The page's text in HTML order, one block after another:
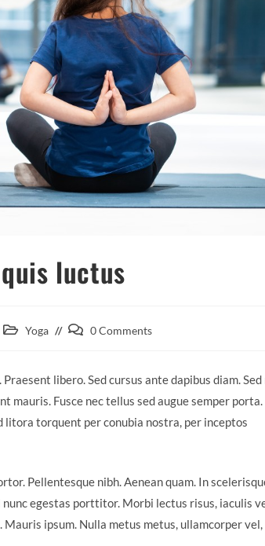
luctus
Yoga 0 Comments
libero. Sed cursus ante dapibus diam. Sed
mauris. Fusce nec tellus sed augue semper
litora torquent per conubia nostra, per inceptos
Pellentesque nibh. Aenean quam. In
egestas porttitor. Morbi lectus risus, iaculis
ipsum. Nulla metus metus, ullamcorper vel,